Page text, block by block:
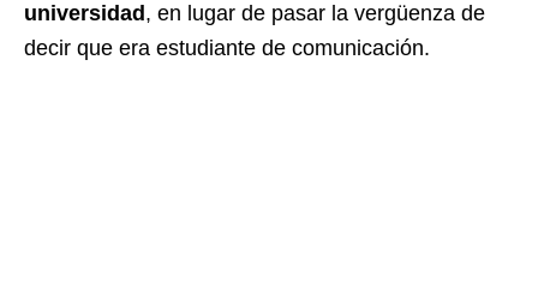
universidad , en lugar de pasar la vergüenza de
decir que era estudiante de comunicación.